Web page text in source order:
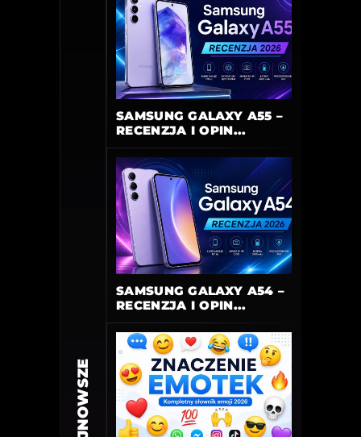
NAJNOWSZE
SAMSUNG GALAXY A55 –
RECENZJA I OPIN...
SAMSUNG GALAXY A54 –
RECENZJA I OPIN...